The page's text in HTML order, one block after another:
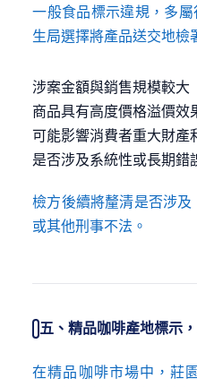
一般食品標示違規，多
生局選擇將產品送交地檢
涉案金額與銷售規模較大
商品具有高度價格溢價效
可能影響消費者重大財產
是否涉及系統性或長期錯
檢方後續將釐清是否涉及
或其他刑事不法。
五、精品咖啡產地標示
在精品咖啡市場中，莊